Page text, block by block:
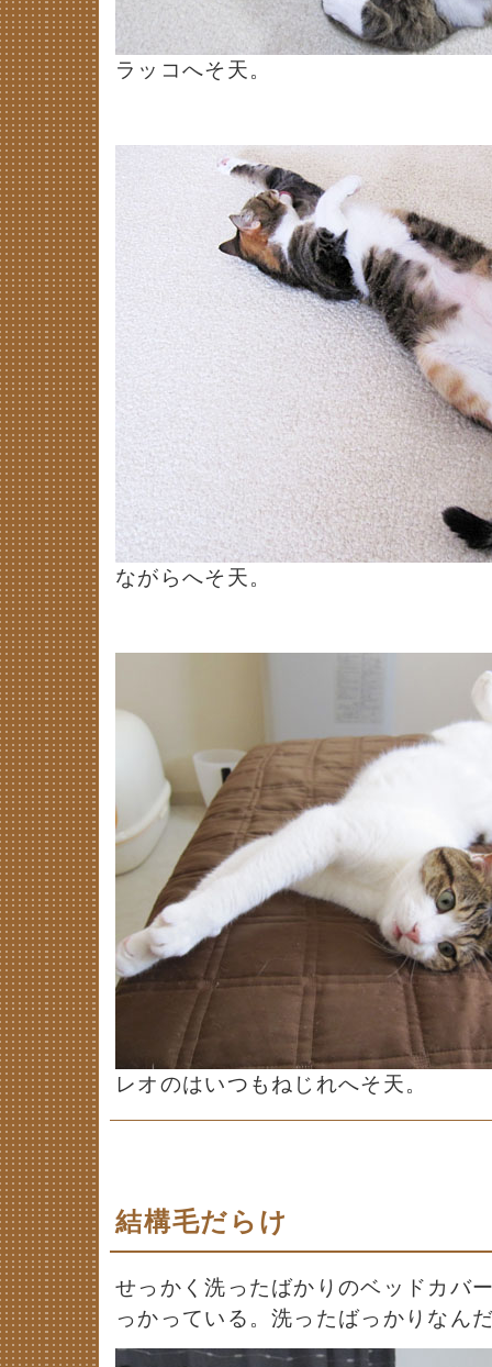
ラッコへそ天。
ながらへそ天。
レオのはいつもねじれへそ天。
結構毛だらけ
せっかく洗ったばかりのベッドカバ
っかっている。洗ったばっかりなん